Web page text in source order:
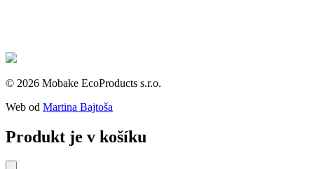
© 2026 Mobake EcoProducts s.r.o.
Web od Martina Bajtoša
Produkt je v košíku